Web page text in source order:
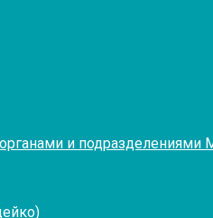
и подразделениями